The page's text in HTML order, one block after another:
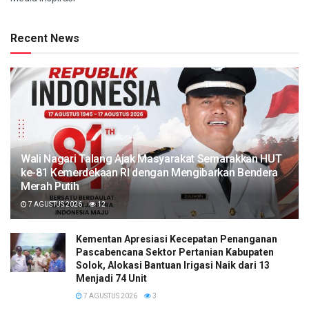
Recent News
Wali Nagari Talang Ajak Masyarakat Semarakkan HUT
ke-81 Kemerdekaan RI dengan Mengibarkan Bendera
Merah Putih
7 AGUSTUS 2026 12
Kementan Apresiasi Kecepatan Penanganan
Pascabencana Sektor Pertanian Kabupaten
Solok, Alokasi Bantuan Irigasi Naik dari 13
Menjadi 74 Unit
7 AGUSTUS 2026 3